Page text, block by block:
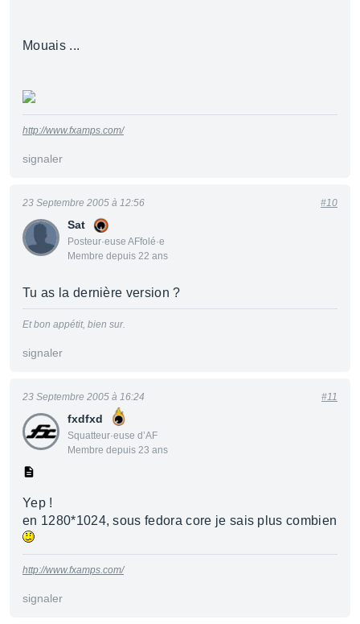
Mouais ...
http://www.fxamps.com/
signaler
Sat
Posteur·euse AFfolé·e
Membre depuis 22 ans
23 Septembre 2005 à 12:56 #10
Tu as la dernière version ?
Et bon appétit, bien sur.
signaler
fxdfxd
Squatteur·euse d’AF
Membre depuis 23 ans
23 Septembre 2005 à 16:24 #11
Yep !
en 1280*1024, sous fedora core je sais plus combien
http://www.fxamps.com/
signaler